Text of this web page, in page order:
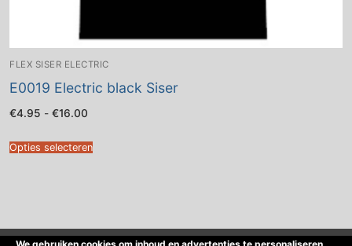
FLEX SISER ELECTRIC
E0019 Electric black Siser
€4.95 - €16.00
€16.00
Opties selecteren